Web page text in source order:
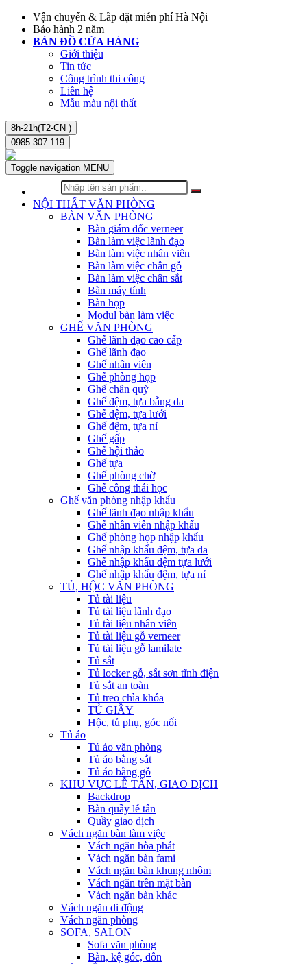
Vận chuyển & Lắp đặt miễn phí Hà Nội
Bảo hành 2 năm
BẢN ĐỒ CỬA HÀNG
Giới thiệu
Tin tức
Công trình thi công
Liên hệ
Mẫu màu nội thất
8h-21h(T2-CN )
0985 307 119
Toggle navigation MENU
NỘI THẤT VĂN PHÒNG
BÀN VĂN PHÒNG
Bàn giám đốc verneer
Bàn làm việc lãnh đạo
Bàn làm việc nhân viên
Bàn làm việc chân gỗ
Bàn làm việc chân sắt
Bàn máy tính
Bàn họp
Modul bàn làm việc
GHẾ VĂN PHÒNG
Ghế lãnh đạo cao cấp
Ghế lãnh đạo
Ghế nhân viên
Ghế phòng họp
Ghế chân quỳ
Ghế đệm, tựa bằng da
Ghế đệm, tựa lưới
Ghế đệm, tựa nỉ
Ghế gấp
Ghế hội thảo
Ghế tựa
Ghế phòng chờ
Ghế công thái học
Ghế văn phòng nhập khẩu
Ghế lãnh đạo nhập khẩu
Ghế nhân viên nhập khẩu
Ghế phòng họp nhập khẩu
Ghế nhập khẩu đệm, tựa da
Ghế nhập khẩu đệm tựa lưới
Ghế nhập khẩu đệm, tựa nỉ
TỦ, HỘC VĂN PHÒNG
Tủ tài liệu
Tủ tài liệu lãnh đạo
Tủ tài liệu nhân viên
Tủ tài liệu gỗ verneer
Tủ tài liệu gỗ lamilate
Tủ sắt
Tủ locker gỗ, sắt sơn tĩnh điện
Tủ sắt an toàn
Tủ treo chìa khóa
TỦ GIẦY
Hộc, tủ phụ, góc nối
Tủ áo
Tủ áo văn phòng
Tủ áo bằng sắt
Tủ áo bằng gỗ
KHU VỰC LỄ TÂN, GIAO DỊCH
Backdrop
Bàn quầy lễ tân
Quầy giao dịch
Vách ngăn bàn làm việc
Vách ngăn hòa phát
Vách ngăn bàn fami
Vách ngăn bàn khung nhôm
Vách ngăn trên mặt bàn
Vách ngăn bàn khác
Vách ngăn di động
Vách ngăn phòng
SOFA, SALON
Sofa văn phòng
Bàn, kệ góc, đôn